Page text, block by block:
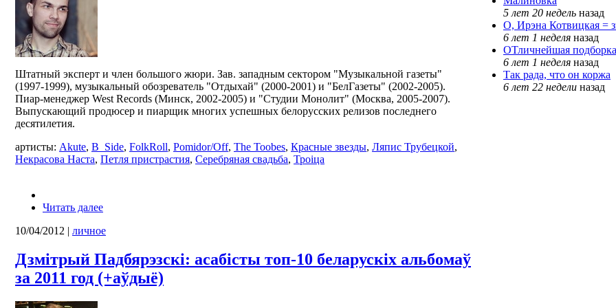
Штатный эксперт и член большого жюри. Зав. западным сектором "Музыкальной газеты"
(1997-1999), музыкальный обозреватель "Отдыхай" (2000-2001) и "БелГазеты" (2002-2005).
Пиар-менеджер West Records (Минск, 2002-2005) и "Студии Монолит" (Москва, 2005-2007).
Выпускающий продюсер и пиарщик многих успешных белорусских релизов последнего
десятилетия.
артисты: Akute, B_Side, FolkRoll, Pomidor/Off, The Toobes, Красные звезды, Ляпис Трубецкой,
Некрасова Наста, Петля пристрастия, Серебряная свадьба, Троіца
Читать далее
10/04/2012 | личное
Дзмітрый Падбярэзскі: асабісты топ-10 беларускіх альбомаў
за 2011 год (+аўдыё)
5 лет 20 недель назад
О, Ирэна Котвицкая =
6 лет 1 неделя назад
ОТличнейшая
6 лет 1 неделя назад
Так рада, что он коржа
6 лет 22 недели назад